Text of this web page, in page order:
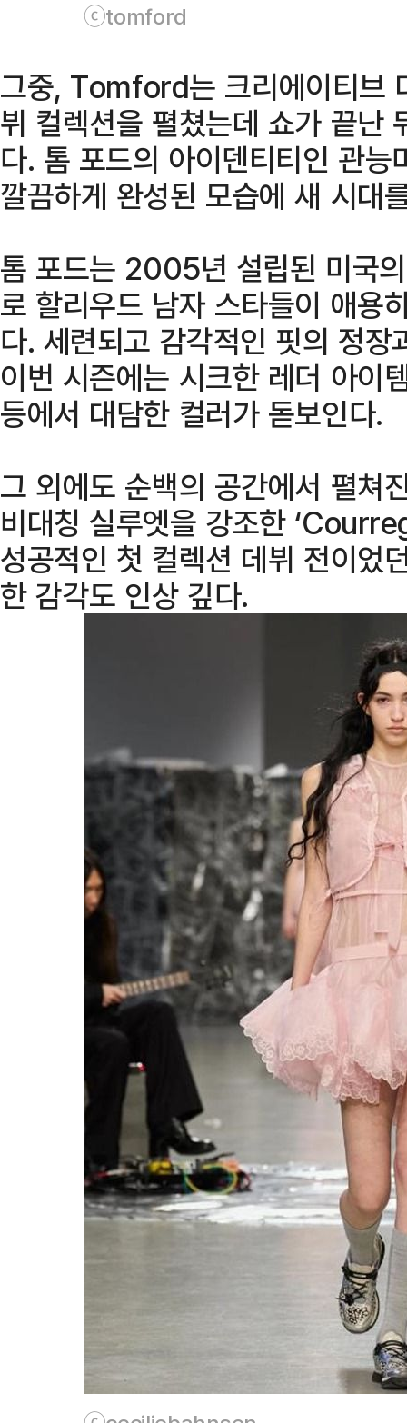
ⓒtomford
그중, Tomford는 크리에이티브
뷔 컬렉션을 펼쳤는데 쇼가 끝난
다. 톰 포드의 아이덴티티인 관
깔끔하게 완성된 모습에 새 시대
톰 포드는 2005년 설립된 미국
로 할리우드 남자 스타들이 애용
다. 세련되고 감각적인 핏의 정
이번 시즌에는 시크한 레더 아이
등에서 대담한 컬러가 돋보인다.
그 외에도 순백의 공간에서 펼쳐
비대칭 실루엣을 강조한
성공적인 첫 컬렉션 데뷔 전이
한 감각도 인상 깊다.